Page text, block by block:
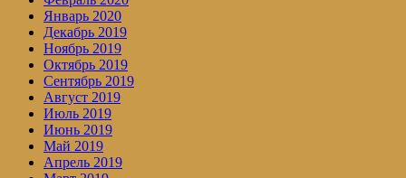
Январь 2020
Декабрь 2019
Ноябрь 2019
Октябрь 2019
Сентябрь 2019
Август 2019
Июль 2019
Июнь 2019
Май 2019
Апрель 2019